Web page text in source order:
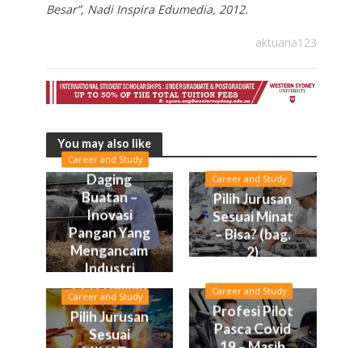
Besar”, Nadi Inspira Edumedia, 2012.
aktuaria123
You may also like
Career and Study
Daging
Buatan –
Inovasi
Pangan Yang
Mengancam
Industri
Peternakan
Career and Study
Pilih Jurusan
Sesuai Minat
– Bisa? (bag.
2)
Career and Study
Pilih Jurusan
Sesuai
Career and Study
Profesi Pilot
Pasca Covid